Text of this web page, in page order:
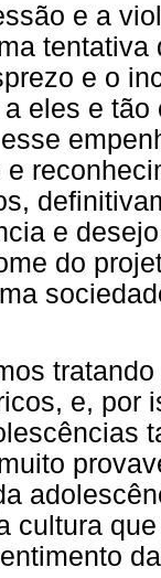
e a
e o
eles e
e
do
e, por
cultura